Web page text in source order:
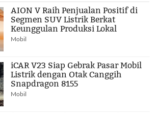
AION V Raih Penjualan Positif di
Segmen SUV Listrik Berkat
Keunggulan Produksi Lokal
Mobil
iCAR V23 Siap Gebrak Pasar Mobil
Listrik dengan Otak Canggih
Snapdragon 8155
Mobil